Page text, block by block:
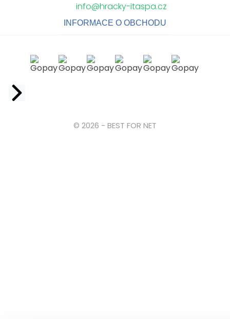
info@hracky-itaspa.cz
INFORMACE O OBCHODU
© 2026 - BEST FOR NET